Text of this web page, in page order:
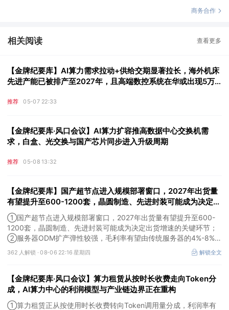
商务合作
相关阅读 查看更多
【金牌纪要库】AI算力需求拉动+供给交期显著拉长，海外机床
先进产能已被排产至2027年，且高端数控系统在华或出现5万
推荐 05-07 22:33
【金牌纪要库·风口会议】AI算力扩容推高数据中心交换机需
求，白盒、光交换与国产芯片同步进入升级周期
推荐 05-08 13:32
【金牌纪要库】国产超节点进入规模部署窗口，2027年出货量
有望提升至600-1200套，晶圆制造、先进封装可能成为决定出
货增速的关键环节
①国产超节点进入规模部署窗口，2027年出货量有望提升至600-
1200套，晶圆制造、先进封装可能成为决定出货增速的关键环节；
②服务器ODM扩产弹性较强，毛利率有望由传统服务器的4%-8%提
升至10%-15%，这两家公司占据整机市场的核心份额；③国产交换
芯片已经由送样验证逐步进入小批量应用，中低速率产品替代有望加
362 人解锁 ·08-06 22:16 星期四 解锁全文
【金牌纪要库·风口会议】算力租赁从按时长收费走向Token分
成，AI算力中心的利润模型与产业链边界正在重构
①算力租赁正从按使用时长收费转向Token调用量分成，利润率有